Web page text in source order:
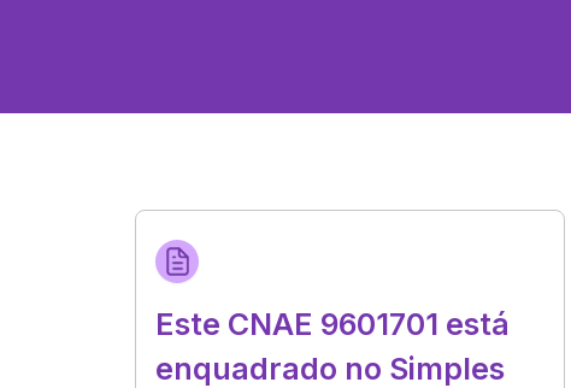
Este CNAE 9601701 está
enquadrado no Simples